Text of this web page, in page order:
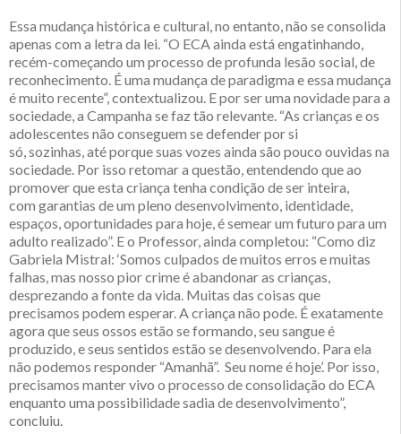
Essa mudança histórica e cultural, no entanto, não se consolida
apenas com a letra da lei. “O ECA ainda está engatinhando,
recém-começando um processo de profunda lesão social, de
reconhecimento. É uma mudança de paradigma e essa mudança
é muito recente”, contextualizou. E por ser uma novidade para a
sociedade, a Campanha se faz tão relevante. “As crianças e os
adolescentes não conseguem se defender por si
só, sozinhas, até porque suas vozes ainda são pouco ouvidas na
sociedade. Por isso retomar a questão, entendendo que ao
promover que esta criança tenha condição de ser inteira,
com garantias de um pleno desenvolvimento, identidade,
espaços, oportunidades para hoje, é semear um futuro para um
adulto realizado”. E o Professor, ainda completou: “Como diz
Gabriela Mistral: ‘Somos culpados de muitos erros e muitas
falhas, mas nosso pior crime é abandonar as crianças,
desprezando a fonte da vida. Muitas das coisas que
precisamos podem esperar. A criança não pode. É exatamente
agora que seus ossos estão se formando, seu sangue é
produzido, e seus sentidos estão se desenvolvendo. Para ela
não podemos responder “Amanhã”. Seu nome é hoje’. Por isso,
precisamos manter vivo o processo de consolidação do ECA
enquanto uma possibilidade sadia de desenvolvimento”,
concluiu.